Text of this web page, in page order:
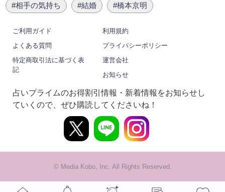
#相手の気持ち #結婚 #橋本京明
ご利用ガイド
利用規約
よくある質問
プライバシーポリシー
特定商取引法に基づく表
記
運営会社
お知らせ
占いプライムのお得割引情報・新着情報をお知らせし
ていくので、ぜひ購読してくださいね！
© Media Kobo, Inc. All Rights Reserved.